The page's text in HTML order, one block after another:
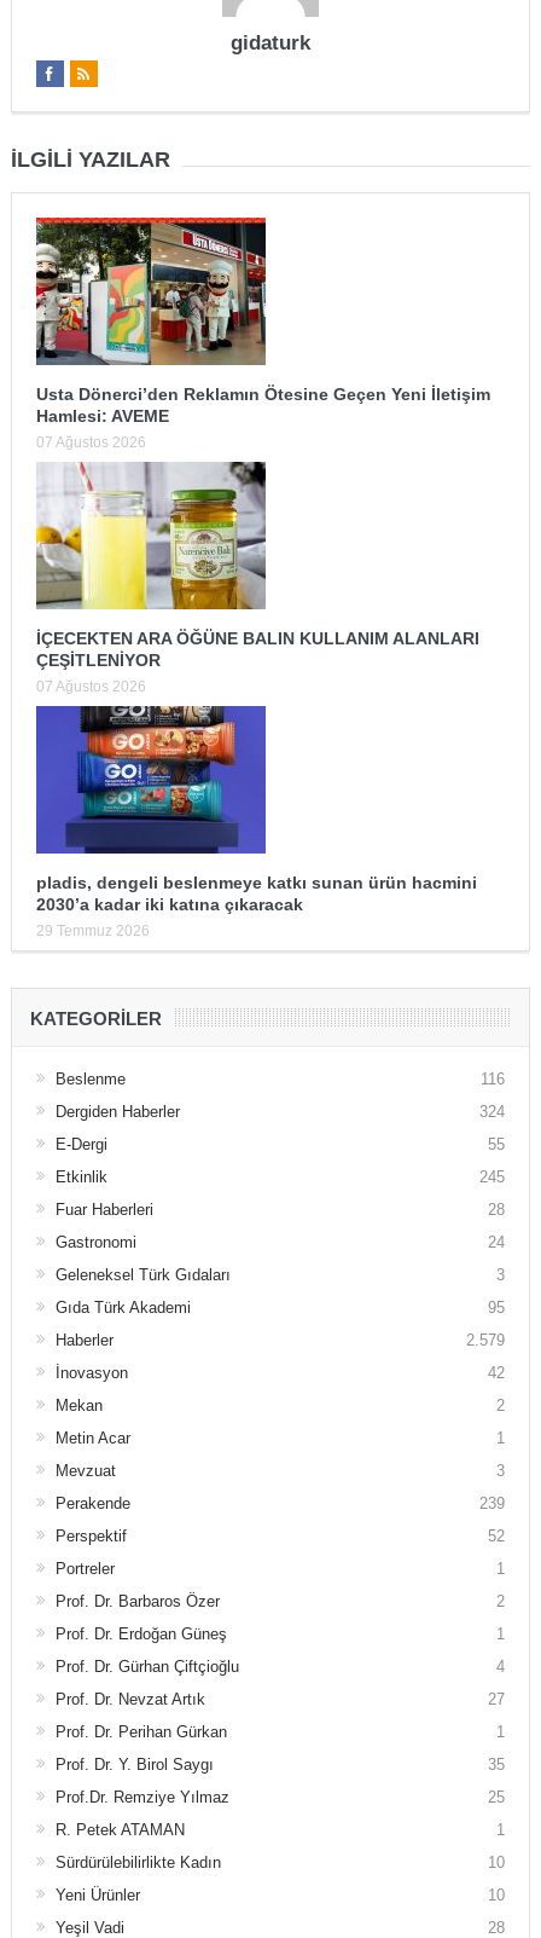
gidaturk
İLGILI YAZILAR
Usta Dönerci’den Reklamın Ötesine Geçen Yeni İletişim
Hamlesi: AVEME
07 Ağustos 2026
İÇECEKTEN ARA ÖĞÜNE BALIN KULLANIM ALANLARI
ÇEŞİTLENİYOR
07 Ağustos 2026
pladis, dengeli beslenmeye katkı sunan ürün hacmini
2030’a kadar iki katına çıkaracak
29 Temmuz 2026
KATEGORILER
Beslenme
116
Dergiden Haberler
324
E-Dergi
55
Etkinlik
245
Fuar Haberleri
28
Gastronomi
24
Geleneksel Türk Gıdaları
3
Gıda Türk Akademi
95
Haberler
2.579
İnovasyon
42
Mekan
2
Metin Acar
1
Mevzuat
3
Perakende
239
Perspektif
52
Portreler
1
Prof. Dr. Barbaros Özer
2
Prof. Dr. Erdoğan Güneş
1
Prof. Dr. Gürhan Çiftçioğlu
4
Prof. Dr. Nevzat Artık
27
Prof. Dr. Perihan Gürkan
1
Prof. Dr. Y. Birol Saygı
35
Prof.Dr. Remziye Yılmaz
25
R. Petek ATAMAN
1
Sürdürülebilirlikte Kadın
10
Yeni Ürünler
10
Yeşil Vadi
28